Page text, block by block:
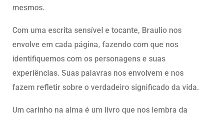
mesmos.
Com uma escrita sensível e tocante, Braulio nos
envolve em cada página, fazendo com que nos
identifiquemos com os personagens e suas
experiências. Suas palavras nos envolvem e nos
fazem refletir sobre o verdadeiro significado da vida.
Um carinho na alma é um livro que nos lembra da